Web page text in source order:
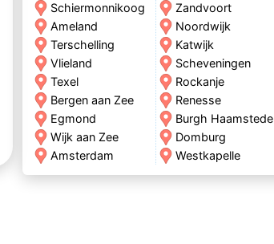
Schiermonnikoog
Ameland
Terschelling
Vlieland
Texel
Bergen aan Zee
Egmond
Wijk aan Zee
Amsterdam
Zandvoort
Noordwijk
Katwijk
Scheveningen
Rockanje
Renesse
Burgh Haamstede
Domburg
Westkapelle